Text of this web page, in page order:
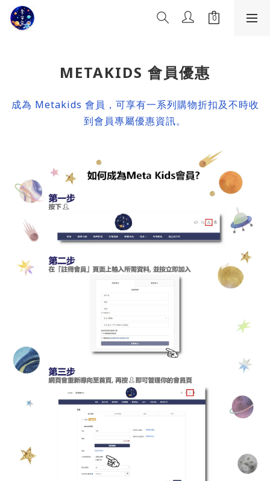
METAKIDS 會員優惠
成為 Metakids 會員，可享有一系列購物折扣及不時收
到會員專屬優惠資訊。